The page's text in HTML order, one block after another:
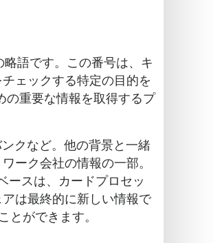
語です。この番号は、キ
ェックする特定の目的を
の重要な情報を取得するプ
クなど。他の背景と一緒
ーク会社の情報の一部。
ースは、カードプロセッ
は最終的に新しい情報で
とができます。